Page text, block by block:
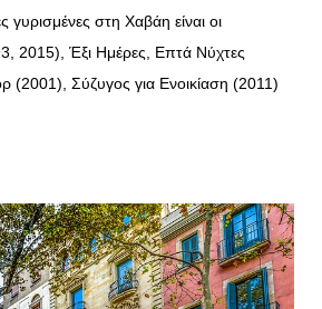
γυρισμένες στη Χαβάη είναι οι
2015), Έξι Ημέρες, Επτά Νύχτες
Σύζυγος για Ενοικίαση (2011)